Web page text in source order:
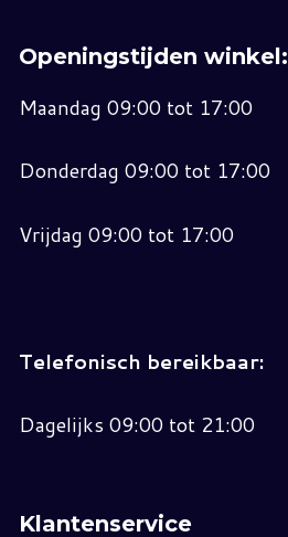
Openingstijden winkel:
Maandag 09:00 tot 17:00
Donderdag 09:00 tot 17:00
Vrijdag 09:00 tot 17:00
Telefonisch bereikbaar:
Dagelijks 09:00 tot 21:00
Klantenservice